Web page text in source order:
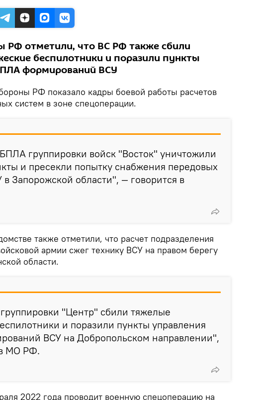
РФ отметили, что ВС РФ также сбили
беспилотники и поразили пункты
формирований ВСУ
РФ показало кадры боевой работы расчетов
систем в зоне спецоперации.
группировки войск "Восток" уничтожили
и пресекли попытку снабжения передовых
Запорожской области", — говорится в
также отметили, что расчет подразделения
армии сжег технику ВСУ на правом берегу
области.
"Центр" сбили тяжелые
и поразили пункты управления
ВСУ на Добропольском направлении",
МО РФ.
2022 года проводит военную спецоперацию на